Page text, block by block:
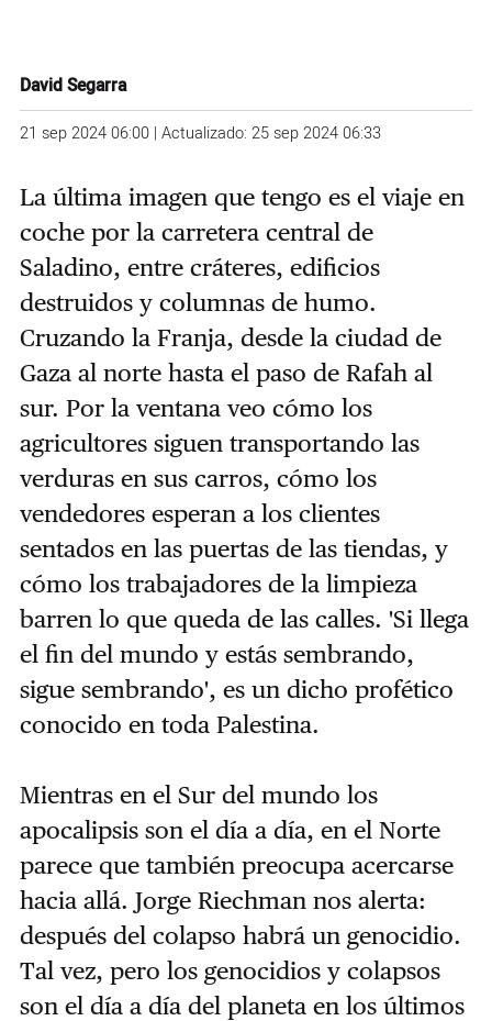
David Segarra
21 sep 2024 06:00 | Actualizado: 25 sep 2024 06:33
La última imagen que tengo es el viaje en
coche por la carretera central de
Saladino, entre cráteres, edificios
destruidos y columnas de humo.
Cruzando la Franja, desde la ciudad de
Gaza al norte hasta el paso de Rafah al
sur. Por la ventana veo cómo los
agricultores siguen transportando las
verduras en sus carros, cómo los
vendedores esperan a los clientes
sentados en las puertas de las tiendas, y
cómo los trabajadores de la limpieza
barren lo que queda de las calles. 'Si llega
el fin del mundo y estás sembrando,
sigue sembrando', es un dicho profético
conocido en toda Palestina.
Mientras en el Sur del mundo los
apocalipsis son el día a día, en el Norte
parece que también preocupa acercarse
hacia allá. Jorge Riechman nos alerta:
después del colapso habrá un genocidio.
Tal vez, pero los genocidios y colapsos
son el día a día del planeta en los últimos